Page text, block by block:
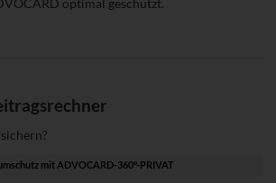
mit ADVOCARD-360°-PRIVAT